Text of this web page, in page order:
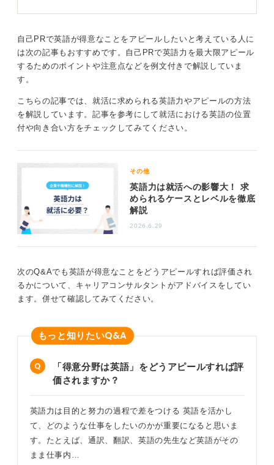
らこそ、この質問をしているのだと思います。
目的を提示！ 英語でどんな貢献ができるかを語ろう
最も大切なのは、「何のために英語を使うのか」という
目的意識です。英語が使えるという仕事はなく、英語は
あくまでコミュニケーションの道具に過ぎません。
ピールすべきは英語力そのものではなく、英語を使って
何ができるかという、あなたの貢献価値です。その視点
を持っているかどうかが、大きな評価の分かれ目となる
でしょう。
自己PRで英語が得意なことをアピールしたいと考えている人に
は次の記事もおすすめです。自己PRで英語力を最大限アピール
するためのポイントや注意点などを例文付きで解説していま
す。
こちらの記事では、就活に求められる英語力やアピールの方法
を解説しています。記事を参考にして就活における英語の位置
付や向き合い方をチェックしてみてください。
その他
英語力は就活への影響大！ 求
められるケースとレベルを徹底
解説
2026.6.29
次のQ&Aでも英語が得意なことをどうアピールすれば評価され
るかについて、キャリアコンサルタントがアドバイスをしてい
ます。併せて確認してみてください。
もっと知りたいQ&A
「得意分野は英語」をどうアピールすれば評
価されますか？
英語力は目的と努力の過程で差をつける 英語を活かし
て、どのような仕事をしたいのかが重要になると思いま
す。たとえば、通訳、翻訳、英語の先生など英語がその
まま仕事内…